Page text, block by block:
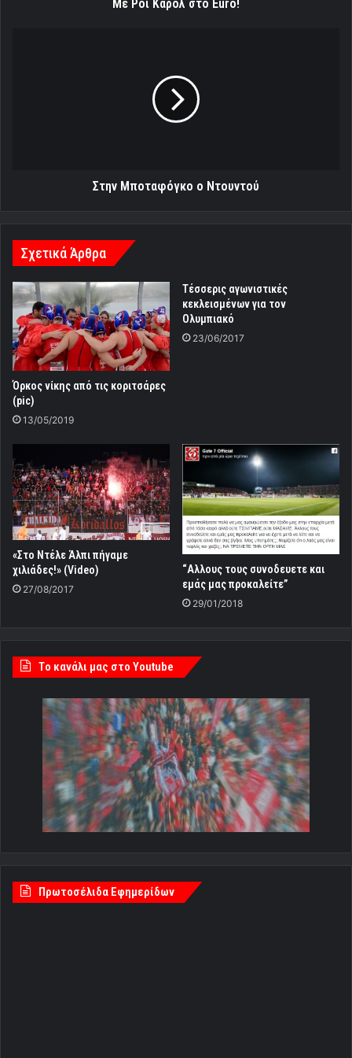
Με Ρόι Κάρολ στο Euro!
Στην Μποταφόγκο ο Ντουντού
Σχετικά Άρθρα
Όρκος νίκης από τις κοριτσάρες
(pic)
13/05/2019
Τέσσερις αγωνιστικές
κεκλεισμένων για τον
Ολυμπιακό
23/06/2017
«Στο Ντέλε Άλπι πήγαμε
χιλιάδες!» (Video)
27/08/2017
“Αλλους τους συνοδευετε και
εμάς μας προκαλείτε”
29/01/2018
Tο κανάλι μας στο Youtube
Πρωτοσέλιδα Εφημερίδων